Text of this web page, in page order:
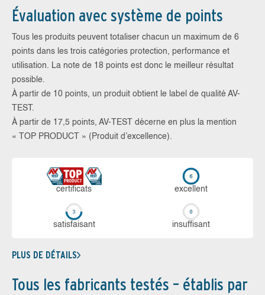
Évaluation avec système de points
Tous les produits peuvent totaliser chacun un maximum de 6
points dans les trois catégories protection, performance et
utilisation. La note de 18 points est donc le meilleur résultat
possible.
À partir de 10 points, un produit obtient le label de qualité AV-
TEST.
À partir de 17,5 points, AV-TEST décerne en plus la mention
« TOP PRODUCT » (Produit d’excellence).
certi­ficats ex­cellent
sa­tis­fai­sant in­suf­fi­sant
PLUS DE DÉTAILS
Tous les fabricants testés – établis par